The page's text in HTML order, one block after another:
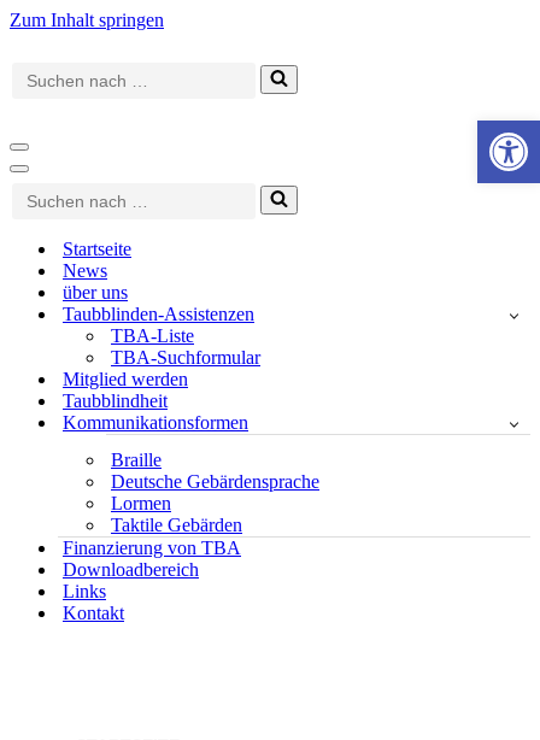
Zum Inhalt springen
Suchen
nach …
Navigationsmenü
Navigationsmenü
Suchen
nach …
Startseite
News
über uns
Taubblinden-Assistenzen
TBA-Liste
TBA-Suchformular
Mitglied werden
Taubblindheit
Kommunikationsformen
Braille
Deutsche Gebärdensprache
Lormen
Taktile Gebärden
Finanzierung von TBA
Downloadbereich
Links
Kontakt